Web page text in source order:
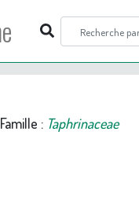
: Taphrinaceae